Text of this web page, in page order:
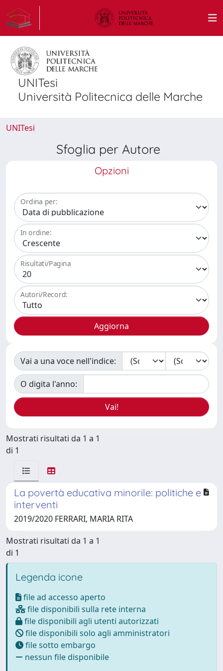
UNITesi
Università Politecnica delle Marche
UNITesi
Sfoglia per Autore
Opzioni
Ordina per:
In ordine:
Risultati/Pagina
Autori/Record:
Vai a una voce nell'indice:
O digita l'anno:
Mostrati risultati da 1 a 1
di 1
La povertà educativa minorile: politiche e
interventi
2019/2020 FERRARI, MARIA RITA
Mostrati risultati da 1 a 1
di 1
Legenda icone
file ad accesso aperto
file disponibili sulla rete interna
file disponibili agli utenti autorizzati
file disponibili solo agli amministratori
file sotto embargo
nessun file disponibile